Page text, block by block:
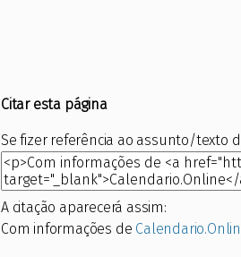
Citar esta página
Se fizer referência ao assunto/texto
A citação aparecerá assim:
Com informações de